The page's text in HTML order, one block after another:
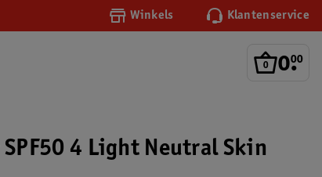
Winkels Klantenservice
0.
00
4 Light Neutral Skin